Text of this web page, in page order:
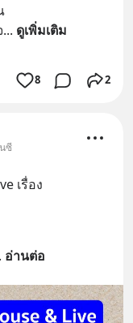
... ดูเพิ่มเติม
8 2
ซี
เรื่อง
อ่านต่อ